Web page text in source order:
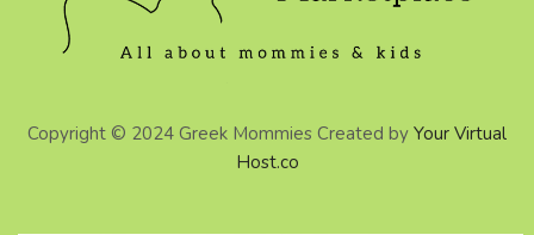
Copyright © 2024 Greek Mommies Created by Your Virtual
Host.co